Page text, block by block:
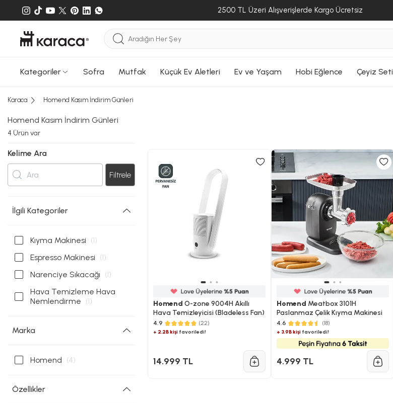
2500 TL Üzeri Alışverişlerde Kargo Ücretsiz
Kategoriler Sofra Mutfak Küçük Ev Aletleri Ev ve Yaşam Hobi Eğlence Çeyiz Seti
Karaca Homend Kasım İndirim Günleri
Homend Kasım İndirim Günleri
4 Ürün var
Kelime Ara
Filtrele
İlgili Kategoriler
Kıyma Makinesi (1)
Espresso Makinesi (1)
Narenciye Sıkacağı (1)
Hava Temizleme Hava
Nemlendirme (1)
Marka
Homend (4)
Özellikler
Homend O-zone 9004H Akıllı
Hava Temizleyicisi (Bladeless Fan)
4.9 (22)
+ 2.2B kişifavoriledi!
14.999 TL
Homend Meatbox 3101H
Paslanmaz Çelik Kıyma Makinesi
4.6 (18)
+ 3.9B kişifavoriledi!
4.999 TL